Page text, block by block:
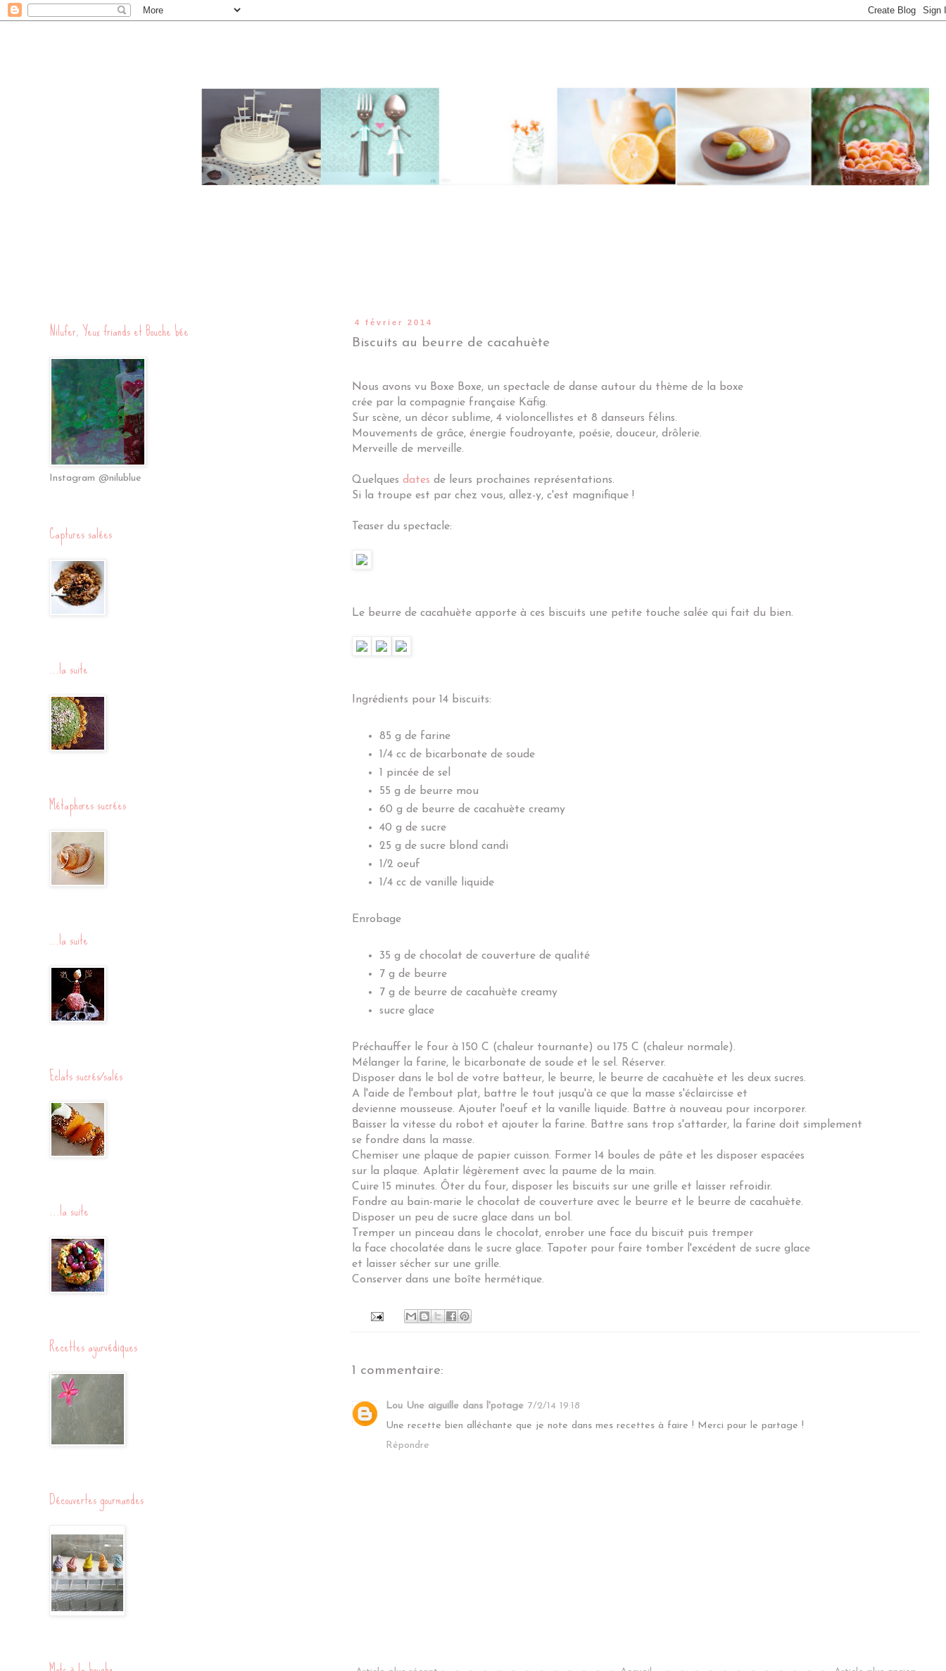
4 février 2014
Biscuits au beurre de cacahuète
Nous avons vu Boxe Boxe, un spectacle de danse autour du thème de la boxe
crée par la compagnie française Käfig.
Sur scène, un décor sublime, 4 violoncellistes et 8 danseurs félins.
Mouvements de grâce, énergie foudroyante, poésie, douceur, drôlerie.
Merveille de merveille.
Quelques dates de leurs prochaines représentations.
Si la troupe est par chez vous, allez-y, c'est magnifique !
Teaser du spectacle:
Le beurre de cacahuète apporte à ces biscuits une petite touche salée qui fait du bien.
Ingrédients pour 14 biscuits:
85 g de farine
1/4 cc de bicarbonate de soude
1 pincée de sel
55 g de beurre mou
60 g de beurre de cacahuète creamy
40 g de sucre
25 g de sucre blond candi
1/2 oeuf
1/4 cc de vanille liquide
Enrobage
35 g de chocolat de couverture de qualité
7 g de beurre
7 g de beurre de cacahuète creamy
sucre glace
Préchauffer le four à 150 C (chaleur tournante) ou 175 C (chaleur normale).
Mélanger la farine, le bicarbonate de soude et le sel. Réserver.
Disposer dans le bol de votre batteur, le beurre, le beurre de cacahuète et les deux sucres.
A l'aide de l'embout plat, battre le tout jusqu'à ce que la masse s'éclaircisse et
devienne mousseuse. Ajouter l'oeuf et la vanille liquide. Battre à nouveau pour incorporer.
Baisser la vitesse du robot et ajouter la farine. Battre sans trop s'attarder, la farine doit simplement
se fondre dans la masse.
Chemiser une plaque de papier cuisson. Former 14 boules de pâte et les disposer espacées
sur la plaque. Aplatir légèrement avec la paume de la main.
Cuire 15 minutes. Ôter du four, disposer les biscuits sur une grille et laisser refroidir.
Fondre au bain-marie le chocolat de couverture avec le beurre et le beurre de cacahuète.
Disposer un peu de sucre glace dans un bol.
Tremper un pinceau dans le chocolat, enrober une face du biscuit puis tremper
la face chocolatée dans le sucre glace. Tapoter pour faire tomber l'excédent de sucre glace
et laisser sécher sur une grille.
Conserver dans une boîte hermétique.
1 commentaire:
Lou Une aiguille dans l'potage 7/2/14 19:18
Une recette bien alléchante que je note dans mes recettes à faire ! Merci pour le partage !
Répondre
Nilufer, Yeux friands et Bouche bée
Instagram @nilublue
Captures salées
…la suite
Métaphores sucrées
…la suite
Eclats sucrés/salés
...la suite
Recettes ayurvédiques
Découvertes gourmandes